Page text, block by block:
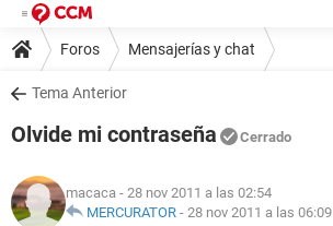
Foros Mensajerías y chat
Tema Anterior
Olvide mi contraseña Cerrado
macaca - 28 nov 2011 a las 02:54
MERCURATOR - 28 nov 2011 a las 06:09